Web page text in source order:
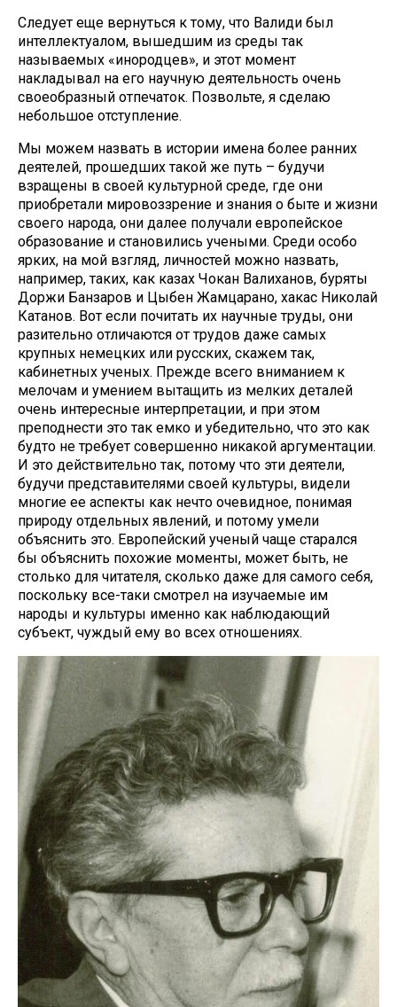
Следует еще вернуться к тому, что Валиди был
интеллектуалом, вышедшим из среды так
называемых «инородцев», и этот момент
накладывал на его научную деятельность очень
своеобразный отпечаток. Позвольте, я сделаю
небольшое отступление.
Мы можем назвать в истории имена более ранних
деятелей, прошедших такой же путь – будучи
взращены в своей культурной среде, где они
приобретали мировоззрение и знания о быте и жизни
своего народа, они далее получали европейское
образование и становились учеными. Среди особо
ярких, на мой взгляд, личностей можно назвать,
например, таких, как казах Чокан Валиханов, буряты
Доржи Банзаров и Цыбен Жамцарано, хакас Николай
Катанов. Вот если почитать их научные труды, они
разительно отличаются от трудов даже самых
крупных немецких или русских, скажем так,
кабинетных ученых. Прежде всего вниманием к
мелочам и умением вытащить из мелких деталей
очень интересные интерпретации, и при этом
преподнести это так емко и убедительно, что это как
будто не требует совершенно никакой аргументации.
И это действительно так, потому что эти деятели,
будучи представителями своей культуры, видели
многие ее аспекты как нечто очевидное, понимая
природу отдельных явлений, и потому умели
объяснить это. Европейский ученый чаще старался
бы объяснить похожие моменты, может быть, не
столько для читателя, сколько даже для самого себя,
поскольку все-таки смотрел на изучаемые им
народы и культуры именно как наблюдающий
субъект, чуждый ему во всех отношениях.